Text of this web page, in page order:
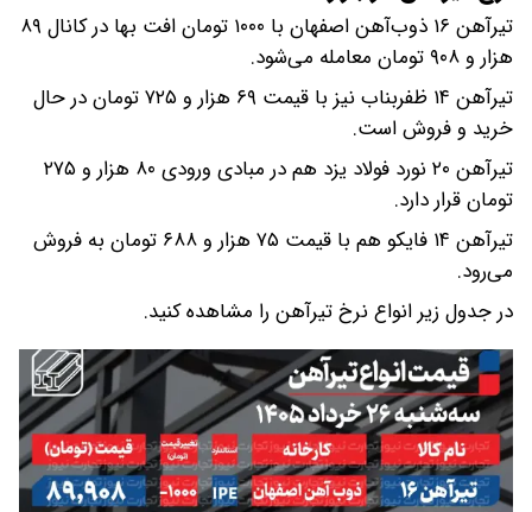
تیرآهن ۱۶ ذوب‌آهن اصفهان با ۱۰۰۰ تومان افت بها در کانال ۸۹
هزار و ۹۰۸ تومان معامله می‌‌شود.
تیرآهن ۱۴ ظفربناب نیز با قیمت ۶۹ هزار و ۷۲۵ تومان در حال
خرید و فروش است.
تیرآهن ۲۰ نورد فولاد یزد هم در مبادی ورودی ۸۰ هزار و ۲۷۵
تومان قرار دارد.
تیرآهن ۱۴ فایکو هم با قیمت ۷۵ هزار و ۶۸۸ تومان به فروش
می‌رود.
در جدول زیر انواع نرخ تیرآهن را مشاهده کنید.